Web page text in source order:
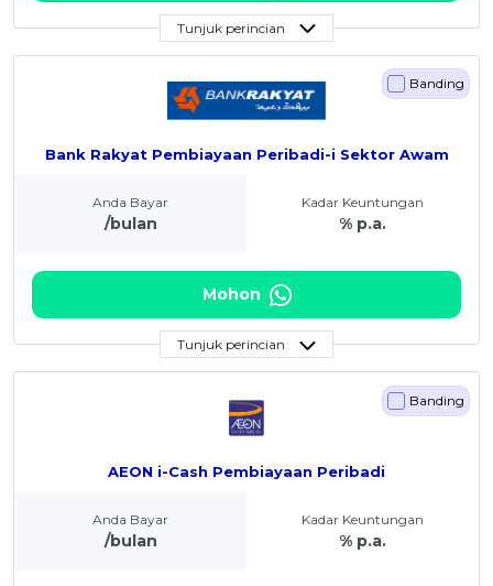
Tunjuk perincian
Bank Rakyat Pembiayaan Peribadi-i Sektor Awam
Banding
Anda Bayar
/bulan
Kadar Keuntungan
% p.a.
Mohon
Tunjuk perincian
AEON i-Cash Pembiayaan Peribadi
Banding
Anda Bayar
/bulan
Kadar Keuntungan
% p.a.